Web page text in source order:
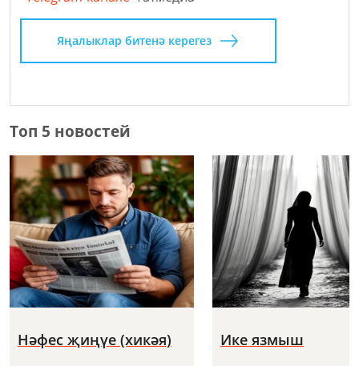
Яңалыклар битенә керегез
Топ 5 новостей
Нәфес җиңүе (хикәя) Ике язмыш